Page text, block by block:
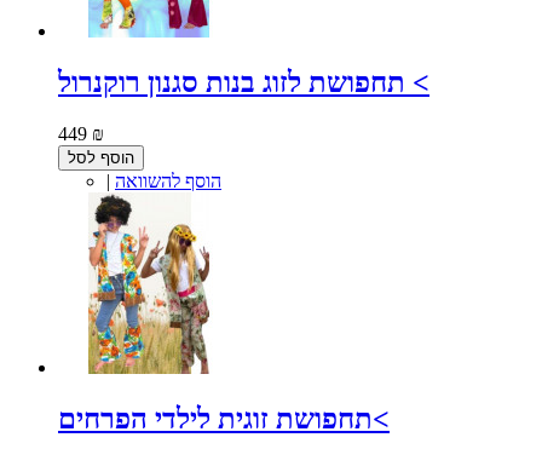
תחפושת לזוג בנות סגנון רוקנרול <
449 ₪
הוסף לסל
| הוסף להשוואה
תחפושת זוגית לילדי הפרחים<